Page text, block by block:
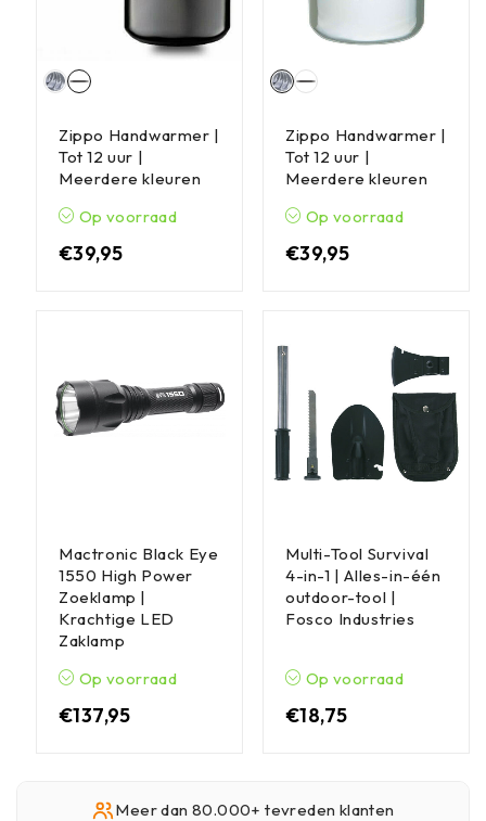
Zippo Handwarmer |
Tot 12 uur |
Meerdere kleuren
Op voorraad
€39,95
Zippo Handwarmer |
Tot 12 uur |
Meerdere kleuren
Op voorraad
€39,95
Mactronic Black Eye
1550 High Power
Zoeklamp |
Krachtige LED
Zaklamp
Op voorraad
€137,95
Multi-Tool Survival
4-in-1 | Alles-in-één
outdoor-tool |
Fosco Industries
Op voorraad
€18,75
Meer dan 80.000+ tevreden klanten